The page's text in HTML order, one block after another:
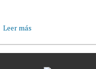
Leer más